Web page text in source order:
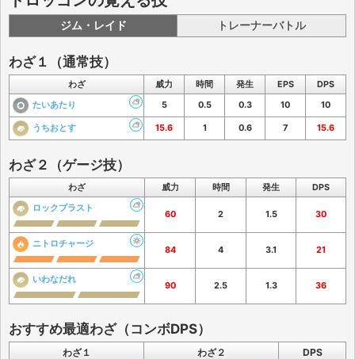
ジム・レイド トレーナーバトル
わざ１（通常技）
わざ 威力 時間 発生 EPS
DPS
たいあたり
5 0.5 0.3 10 10
うちおとす 15.6 1 0.6 7 15.6
わざ２（ゲージ技）
わざ 威力 時間 発生
DPS
ロックブラスト
60 2 1.5 30
ニトロチャージ
84 4 3.1 21
いわなだれ
90 2.5 1.3 36
おすすめ最適わざ（コンボDPS）
わざ１ わざ２ DPS